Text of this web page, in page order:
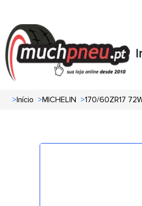
>Início >MICHELIN >170/60ZR17